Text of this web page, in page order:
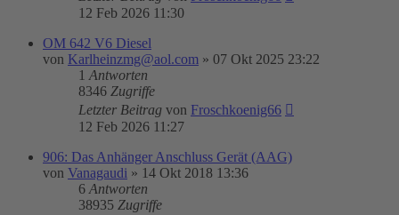
12 Feb 2026 11:30
OM 642 V6 Diesel
von Karlheinzmg@aol.com » 07 Okt 2025 23:22
1 Antworten
8346 Zugriffe
Letzter Beitrag von Froschkoenig66
12 Feb 2026 11:27
906: Das Anhänger Anschluss Gerät (AAG)
von Vanagaudi » 14 Okt 2018 13:36
6 Antworten
38935 Zugriffe